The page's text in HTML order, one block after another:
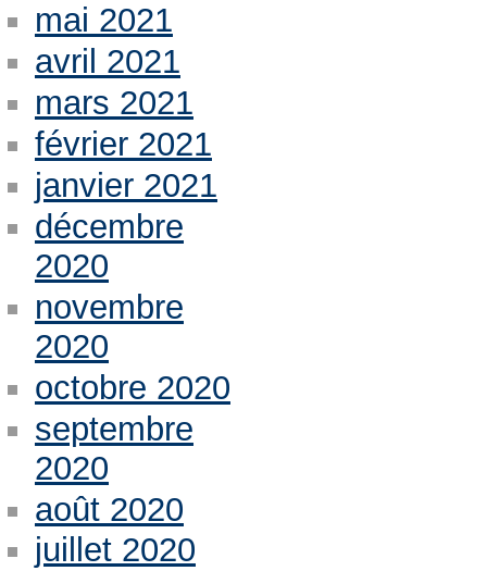
mai 2021
avril 2021
mars 2021
février 2021
janvier 2021
décembre
2020
novembre
2020
octobre 2020
septembre
2020
août 2020
juillet 2020